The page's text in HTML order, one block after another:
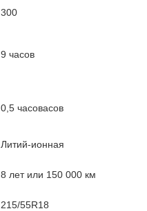
300
9 часов
0,5 часовасов
Литий-ионная
8 лет или 150 000 км
215/55R18